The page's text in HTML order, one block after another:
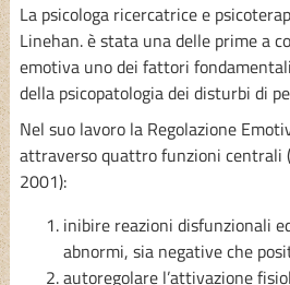
La psicologa ricercatrice e
Linehan. è stata una delle prime a
emotiva uno dei fattori
della psicopatologia dei disturbi di
Nel suo lavoro la Regolazione
attraverso quattro funzioni centrali
2001):
inibire reazioni disfunzionali
abnormi, sia negative che
autoregolare l’attivazione